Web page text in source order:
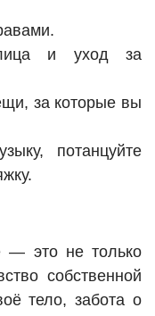
и уход за
за которые вы
потанцуйте
— это не только
собственной
тело, забота о